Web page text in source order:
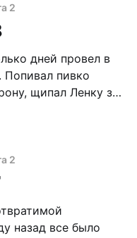
приложился
потерю
бойца, поддал газу. – Эй! Стойте!
2
дней провел в
Попивал пивко
щипал Ленку за
Гребанный
невероятный
– испуганно
2
назад все было